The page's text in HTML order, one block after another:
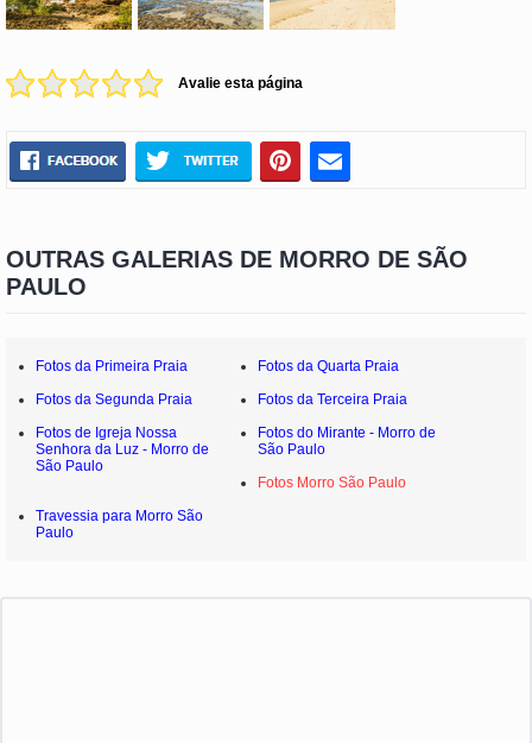
Avalie esta página
OUTRAS GALERIAS DE MORRO DE SÃO
PAULO
Fotos da Primeira Praia
Fotos da Quarta Praia
Fotos da Segunda Praia
Fotos da Terceira Praia
Fotos de Igreja Nossa
Senhora da Luz - Morro de
São Paulo
Fotos do Mirante - Morro de
São Paulo
Fotos Morro São Paulo
Travessia para Morro São
Paulo